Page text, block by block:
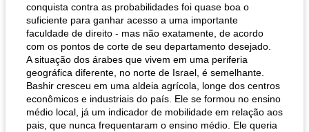
conquista contra as probabilidades foi quase boa o
suficiente para ganhar acesso a uma importante
faculdade de direito - mas não exatamente, de acordo
com os pontos de corte de seu departamento desejado.
A situação dos árabes que vivem em uma periferia
geográfica diferente, no norte de Israel, é semelhante.
Bashir cresceu em uma aldeia agrícola, longe dos centros
econômicos e industriais do país. Ele se formou no ensino
médio local, já um indicador de mobilidade em relação aos
pais, que nunca frequentaram o ensino médio. Ele queria